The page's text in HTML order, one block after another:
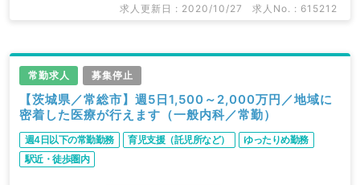
求人更新日 : 2020/10/27 求人No. : 615212
常勤求人 募集停止
【茨城県／常総市】週5日1,500～2,000万円／地域に
密着した医療が行えます（一般内科／常勤）
週4日以下の常勤勤務 育児支援（託児所など）
ゆったりめ勤務
駅近・徒歩圏内